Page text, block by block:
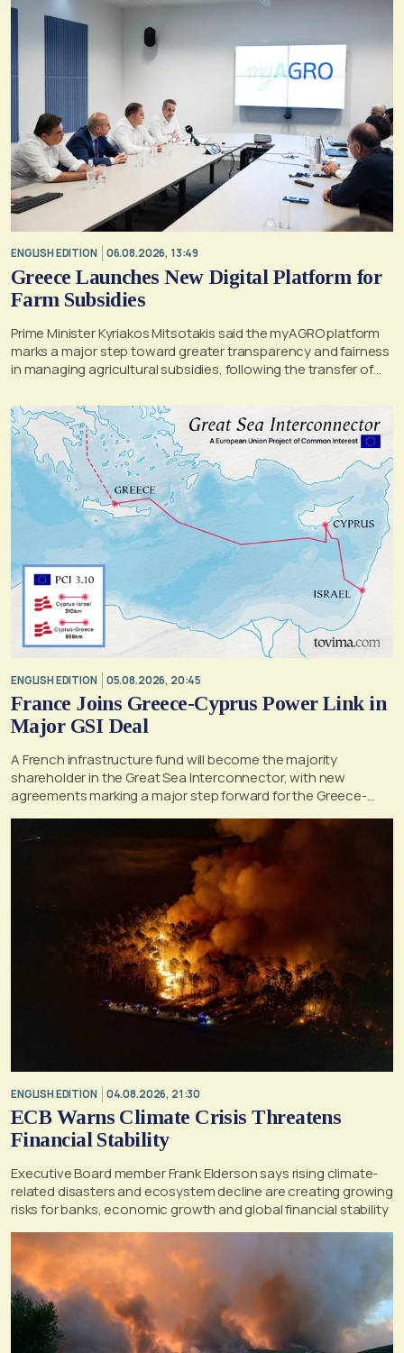
ENGLISH EDITION 06.08.2026, 13:49
Greece Launches New Digital Platform for
Farm Subsidies
Prime Minister Kyriakos Mitsotakis said the myAGRO platform
marks a major step toward greater transparency and fairness
in managing agricultural subsidies, following the transfer of
ENGLISH EDITION 05.08.2026, 20:45
France Joins Greece-Cyprus Power Link in
Major GSI Deal
A French infrastructure fund will become the majority
shareholder in the Great Sea Interconnector, with new
agreements marking a major step forward for the Greece-
Cyprus electricity link
ENGLISH EDITION 04.08.2026, 21:30
ECB Warns Climate Crisis Threatens
Financial Stability
Executive Board member Frank Elderson says rising climate-
related disasters and ecosystem decline are creating growing
risks for banks, economic growth and global financial stability